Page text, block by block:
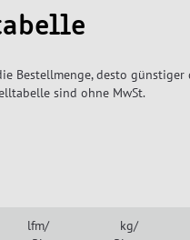
Bestellmenge, desto günstiger
sind ohne MwSt.
lfm/
kg/